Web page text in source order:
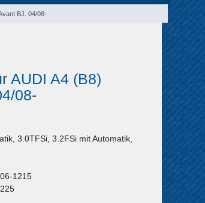
BJ. 04/08-
AUDI A4 (B8)
08-
3.0TFSi, 3.2FSi mit Automatik,
1215